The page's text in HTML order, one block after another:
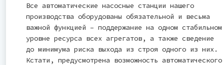
Все автоматические насосные станции нашего
производства оборудованы обязательной и весьма
важной функцией – поддержание на одном стабильном
уровне ресурса всех агрегатов, а также сведение
до минимума риска выхода из строя одного из них.
Кстати, предусмотрена возможность автоматического